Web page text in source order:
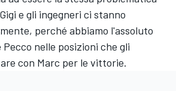
e gli ingegneri ci stanno
perché abbiamo l'assoluto
nelle posizioni che gli
con Marc per le vittorie.